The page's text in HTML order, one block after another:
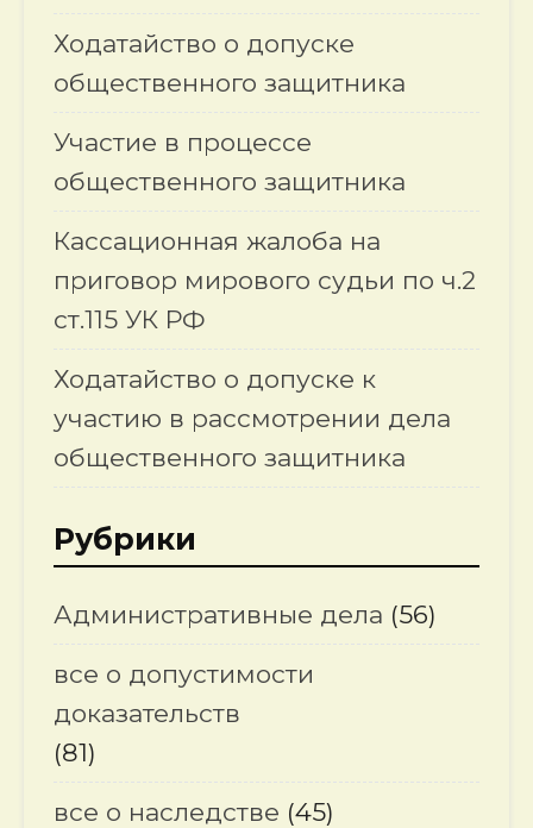
Ходатайство о допуске
общественного защитника
Участие в процессе
общественного защитника
Кассационная жалоба на
приговор мирового судьи по ч.2
ст.115 УК РФ
Ходатайство о допуске к
участию в рассмотрении дела
общественного защитника
Рубрики
Административные дела (56)
все о допустимости
доказательств
(81)
все о наследстве (45)